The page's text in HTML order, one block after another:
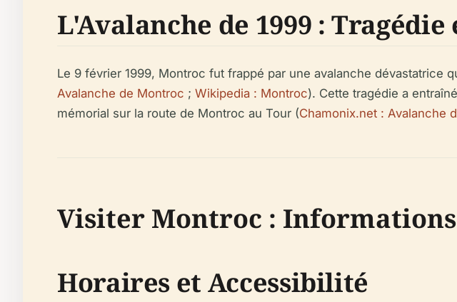
L'Avalanche de 1999 :
Le 9 février 1999, Montroc fut frappé par une avalanche dévastatrice
Avalanche de Montroc ; Wikipedia : Montroc). Cette tragédie a
mémorial sur la route de Montroc au Tour (Chamonix.net : Avalanche
Visiter Montroc :
Horaires et Accessibilité